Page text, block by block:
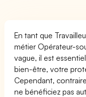
En tant que
métier Opérateur-
vague, il est
bien-être, votre
Cependant,
ne bénéficiez pas